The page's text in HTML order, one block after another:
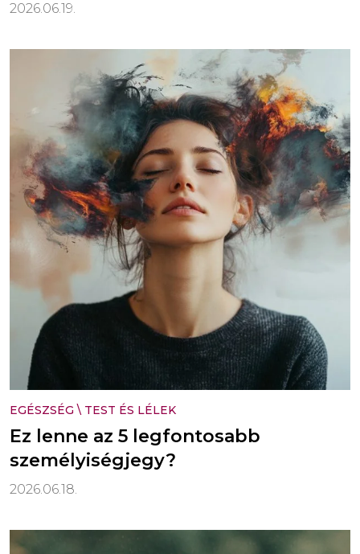
2026.06.19.
EGÉSZSÉG \ TEST ÉS LÉLEK
Ez lenne az 5 legfontosabb
személyiségjegy?
2026.06.18.